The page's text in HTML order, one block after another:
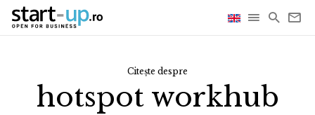
Citește despre
hotspot workhub